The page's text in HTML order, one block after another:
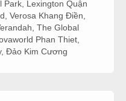
Park Lexington Quận
Verosa Khang Điền
The Global
Phan Thiet
, Đảo Kim Cương